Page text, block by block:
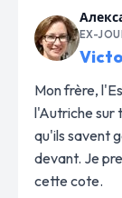
EX-
Mon frère,
l'Autriche sur
qu'ils savent
devant. Je
cette cote.